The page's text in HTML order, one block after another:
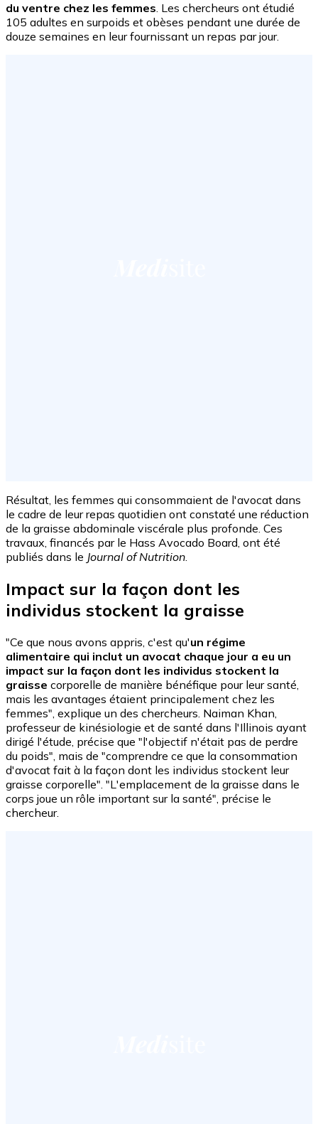
du ventre chez les femmes. Les chercheurs ont étudié
105 adultes en surpoids et obèses pendant une durée de
douze semaines en leur fournissant un repas par jour.
Résultat, les femmes qui consommaient de l'avocat dans
le cadre de leur repas quotidien ont constaté une réduction
de la graisse abdominale viscérale plus profonde. Ces
travaux, financés par le Hass Avocado Board, ont été
publiés dans le Journal of Nutrition.
Impact sur la façon dont les
individus stockent la graisse
"Ce que nous avons appris, c'est qu'un régime
alimentaire qui inclut un avocat chaque jour a eu un
impact sur la façon dont les individus stockent la
graisse corporelle de manière bénéfique pour leur santé,
mais les avantages étaient principalement chez les
femmes", explique un des chercheurs. Naiman Khan,
professeur de kinésiologie et de santé dans l'Illinois ayant
dirigé l'étude, précise que "l'objectif n'était pas de perdre
du poids", mais de "comprendre ce que la consommation
d'avocat fait à la façon dont les individus stockent leur
graisse corporelle". "L'emplacement de la graisse dans le
corps joue un rôle important sur la santé", précise le
chercheur.